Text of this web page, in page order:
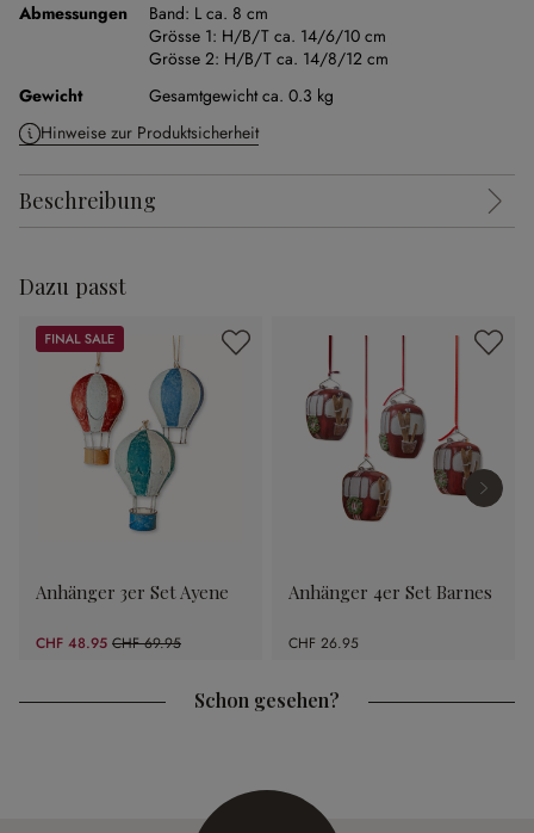
Abmessungen
Band: L ca. 8 cm
Grösse 1: H/B/T ca. 14/6/10 cm
Grösse 2: H/B/T ca. 14/8/12 cm
Gewicht
Gesamtgewicht ca. 0.3 kg
Hinweise zur Produktsicherheit
Beschreibung
Dazu passt
Sale
Anhänger 3er Set Ayene
CHF 48.95 CHF 69.95
(30.02% gespart)
Anhänger 4er Set Barnes
CHF 26.95
Schon gesehen?